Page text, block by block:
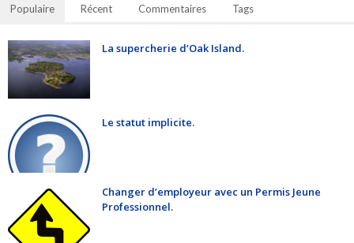
Populaire Récent Commentaires Tags
La supercherie d’Oak Island.
Le statut implicite.
Changer d’employeur avec un Permis Jeune
Professionnel.